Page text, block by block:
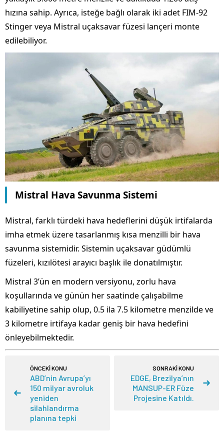
hızına sahip. Ayrıca, isteğe bağlı olarak iki adet FIM-92
Stinger veya Mistral uçaksavar füzesi lançeri monte
edilebiliyor.
Mistral Hava Savunma Sistemi
Mistral, farklı türdeki hava hedeflerini düşük irtifalarda
imha etmek üzere tasarlanmış kısa menzilli bir hava
savunma sistemidir. Sistemin uçaksavar güdümlü
füzeleri, kızılötesi arayıcı başlık ile donatılmıştır.
Mistral 3’ün en modern versiyonu, zorlu hava
koşullarında ve günün her saatinde çalışabilme
kabiliyetine sahip olup, 0.5 ila 7.5 kilometre menzilde ve
3 kilometre irtifaya kadar geniş bir hava hedefini
önleyebilmektedir.
ÖNCEKİ KONU
ABD’nin Avrupa’yı
150 milyar avroluk
yeniden
silahlandırma
planına tepki
SONRAKİ KONU
EDGE, Brezilya’nın
MANSUP-ER Füze
Projesine Katıldı.